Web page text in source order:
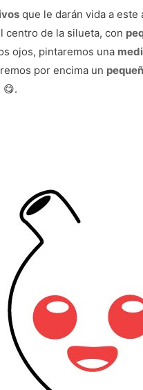
que le darán vida a
centro de la silueta, con
ojos, pintaremos una
por encima un
😋.